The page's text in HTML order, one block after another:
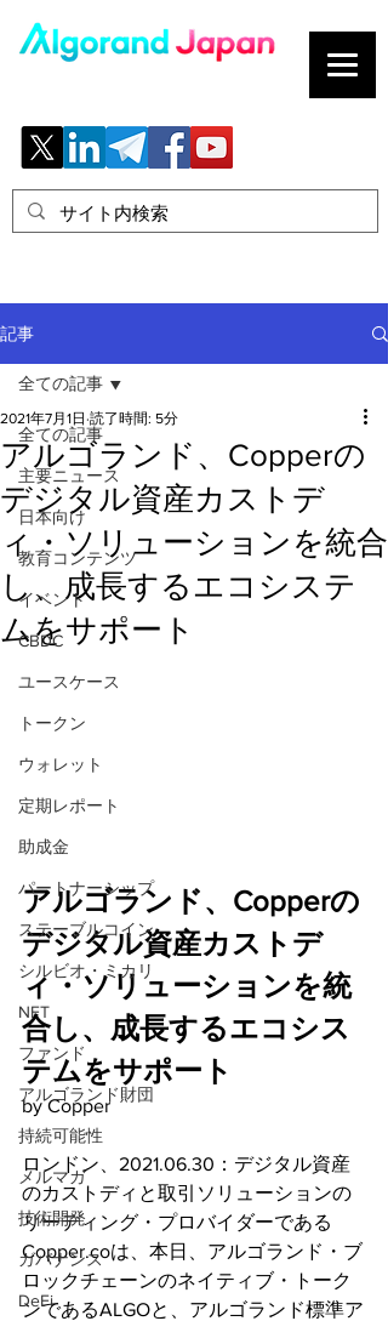
記事
全ての記事
主要ニュース
日本向け
教育コンテンツ
イベント
CBDC
ユースケース
トークン
ウォレット
定期レポート
助成金
パートナーシップ
ステーブルコイン
シルビオ・ミカリ
NFT
ファンド
アルゴランド財団
持続可能性
メルマガ
技術開発
ガバナンス
DeFi
全ての記事
アルゴランド、Copperの
デジタル資産カストデ
ィ・ソリューションを統合
し、成長するエコシステ
ムをサポート
2021年7月1日 読了時間: 5分
アルゴランド、Copperの
デジタル資産カストデ
ィ・ソリューションを統
合し、成長するエコシス
テムをサポート
by Copper
ロンドン、2021.06.30：デジタル資産
のカストディと取引ソリューションの
リーディング・プロバイダーである
Copper.coは、本日、アルゴランド・ブ
ロックチェーンのネイティブ・トーク
ンであるALGOと、アルゴランド標準ア